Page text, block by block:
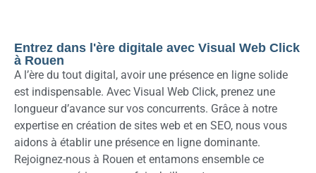
Entrez dans l'ère digitale avec Visual Web Click
à Rouen
A l’ère du tout digital, avoir une présence en ligne solide
est indispensable. Avec Visual Web Click, prenez une
longueur d’avance sur vos concurrents. Grâce à notre
expertise en création de sites web et en SEO, nous vous
aidons à établir une présence en ligne dominante.
Rejoignez-nous à Rouen et entamons ensemble ce